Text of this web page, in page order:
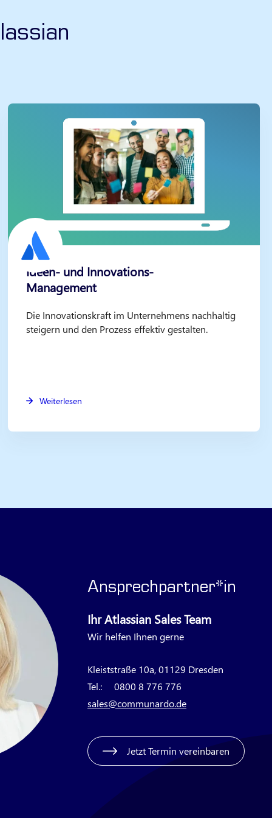
Ideen- und Innovations-
Management
Die Innovationskraft im Unternehmens nachhaltig
steigern und den Prozess effektiv gestalten.
Weiterlesen
Ansprechpartner*in
Ihr Atlassian Sales Team
Wir helfen Ihnen gerne
Kleiststraße 10a, 01129 Dresden
Tel.:
0800 8 776 776
sales@communardo.de
Jetzt Termin vereinbaren